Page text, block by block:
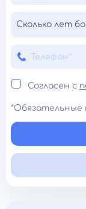
Сколько лет
Согласен с
*Обязательные